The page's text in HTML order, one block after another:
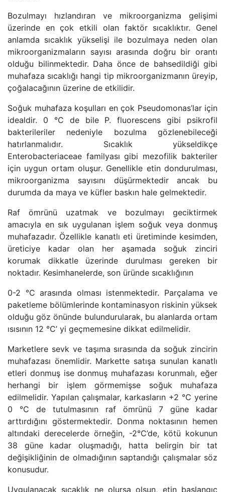
Bozulmayı hızlandıran ve mikroorganizma gelişimi
üzerinde en çok etkili olan faktör sıcaklıktır. Genel
anlamda sıcaklık yükselişi ile bozulmaya neden olan
mikroorganizmaların sayısı arasında doğru bir orantı
olduğu bilinmektedir. Daha önce de bahsedildiği gibi
muhafaza sıcaklığı hangi tip mikroorganizmanın üreyip,
çoğalacağının üzerine de etkilidir.
Soğuk muhafaza koşulları en çok Pseudomonas’lar için
idealdir. 0 °C de bile P. fluorescens gibi psikrofil
bakterileriler nedeniyle bozulma gözlenebileceği
hatırlanmalıdır. Sıcaklık yükseldikçe
Enterobacteriaceae familyası gibi mezofilik bakteriler
için uygun ortam oluşur. Genellikle etin dondurulması,
mikroorganizma sayısını düşürmektedir ancak bu
durumda da maya ve küfler baskın hale gelmektedir.
Raf ömrünü uzatmak ve bozulmayı geciktirmek
amacıyla en sık uygulanan işlem soğuk veya donmuş
muhafazadır. Özellikle kanatlı eti üretiminde kesimden,
üreticiye kadar olan her aşamada soğuk zinciri
korumak dikkatle üzerinde durulması gereken bir
noktadır. Kesimhanelerde, son üründe sıcaklığının
0-2 °C arasında olması istenmektedir. Parçalama ve
paketleme bölümlerinde kontaminasyon riskinin yüksek
olduğu göz önünde bulundurularak, bu alanlarda ortam
ısısının 12 °C’ yi geçmemesine dikkat edilmelidir.
Marketlere sevk ve taşıma sırasında da soğuk zincirin
muhafazası önemlidir. Markette satışa sunulan kanatlı
etleri donmuş ise donmuş muhafazası korunmalı, eğer
herhangi bir işlem görmemişse soğuk muhafaza
edilmelidir. Yapılan çalışmalar, karkasların +2 °C yerine
0 °C de tutulmasının raf ömrünü 7 güne kadar
arttırdığını göstermektedir. Donma noktasının hemen
altındaki derecelerde örneğin, -2°C’de, kötü kokunun
38 güne kadar oluşmadığı, hatta belirgin bir tat
değişikliğinin de olmadığının saptandığı çalışmalar söz
konusudur.
Uygulanacak sıcaklık ne olursa olsun, etin başlangıç